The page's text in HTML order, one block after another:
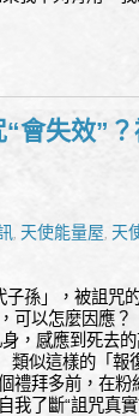
“會失效”
, 天使能量屋, 天
孫」，被詛咒
可以怎麼因應
，感應到死去
似這樣的「報
禮拜多前，在
我了斷“詛咒真